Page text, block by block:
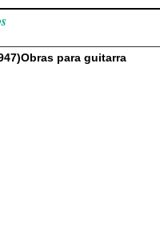
para guitarra